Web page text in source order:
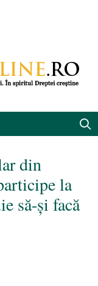
din
la
să-și facă